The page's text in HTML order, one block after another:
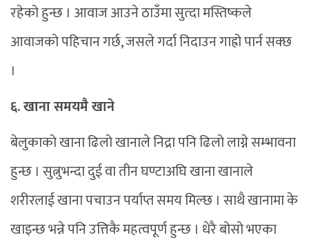
रहेको हुन्छ । आवाज आउने ठाउँमा सुत्दा मस्तिष्कले
आवाजको पहिचान गर्छ, जसले गर्दा निदाउन गाह्रो पार्न सक्छ
।
६. खाना समयमै खाने
बेलुकाको खाना ढिलो खानाले निद्रा पनि ढिलो लाग्ने सम्भावना
हुन्छ । सुत्नुभन्दा दुई वा तीन घण्टाअघि खाना खानाले
शरीरलाई खाना पचाउन पर्याप्त समय मिल्छ । साथै खानामा के
खाइन्छ भन्ने पनि उत्तिकै महत्वपूर्ण हुन्छ । धेरै बोसो भएका